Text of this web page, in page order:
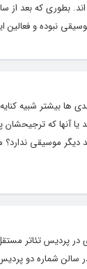
بطوری که بعد از
نبوده و
بیشتر شبیه
آنها که
دیگر موسیقی
در پردیس تئاتر